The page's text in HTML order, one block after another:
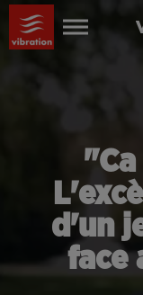
"Ca
d'un
face